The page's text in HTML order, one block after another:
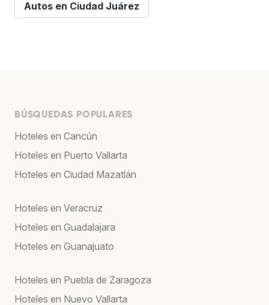
Autos en Ciudad Juárez
BÚSQUEDAS POPULARES
Hoteles en Cancún
Hoteles en Puerto Vallarta
Hoteles en Ciudad Mazatlán
Hoteles en Veracruz
Hoteles en Guadalajara
Hoteles en Guanajuato
Hoteles en Puebla de Zaragoza
Hoteles en Nuevo Vallarta